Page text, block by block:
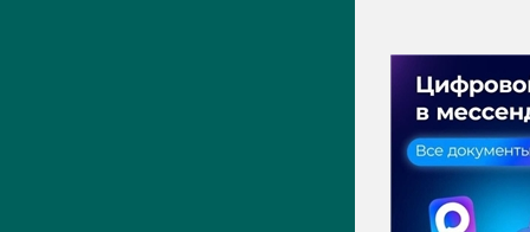
ПРЕСС-ЦЕНТР
Актуально
Новости
Фото